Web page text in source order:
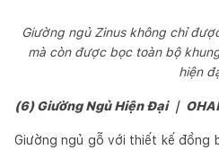
Giường ngủ Zinus không chỉ
mà còn được bọc toàn bộ
hiện
(6) Giường Ngủ Hiện Đại ｜
Giường ngủ gỗ với thiết kế đồng